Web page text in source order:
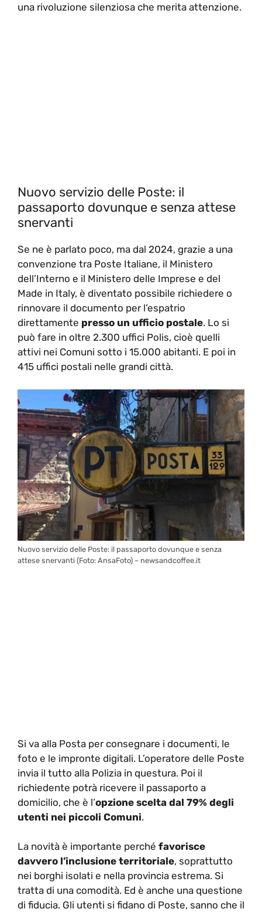
una rivoluzione silenziosa che merita attenzione.
Nuovo servizio delle Poste: il
passaporto dovunque e senza attese
snervanti
Se ne è parlato poco, ma dal 2024, grazie a una
convenzione tra Poste Italiane, il Ministero
dell’Interno e il Ministero delle Imprese e del
Made in Italy, è diventato possibile richiedere o
rinnovare il documento per l’espatrio
direttamente presso un ufficio postale. Lo si
può fare in oltre 2.300 uffici Polis, cioè quelli
attivi nei Comuni sotto i 15.000 abitanti. E poi in
415 uffici postali nelle grandi città.
Nuovo servizio delle Poste: il passaporto dovunque e senza
attese snervanti (Foto: AnsaFoto) – newsandcoffee.it
Si va alla Posta per consegnare i documenti, le
foto e le impronte digitali. L’operatore delle Poste
invia il tutto alla Polizia in questura. Poi il
richiedente potrà ricevere il passaporto a
domicilio, che è l’opzione scelta dal 79% degli
utenti nei piccoli Comuni.
La novità è importante perché favorisce
davvero l’inclusione territoriale, soprattutto
nei borghi isolati e nella provincia estrema. Si
tratta di una comodità. Ed è anche una questione
di fiducia. Gli utenti si fidano di Poste, sanno che il